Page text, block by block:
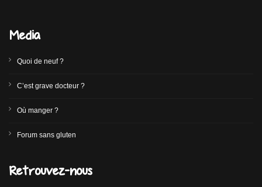
Media
Quoi de neuf ?
C’est grave docteur ?
Où manger ?
Forum sans gluten
Retrouvez-nous